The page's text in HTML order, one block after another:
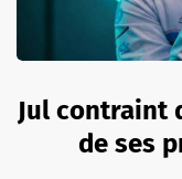
Jul contraint
de ses